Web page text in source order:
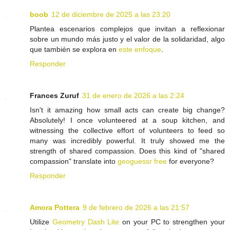
boob 12 de diciembre de 2025 a las 23:20
Plantea escenarios complejos que invitan a reflexionar
sobre un mundo más justo y el valor de la solidaridad, algo
que también se explora en este enfoque
Responder
Frances Zuruf 31 de enero de 2026 a las 2:24
Isn't it amazing how small acts can create big change?
Absolutely! I once volunteered at a soup kitchen, and
witnessing the collective effort of volunteers to feed so
many was incredibly powerful. It truly showed me the
strength of shared compassion. Does this kind of "shared
compassion" translate into geoguessr free for everyone?
Responder
Amora Pottera 9 de febrero de 2026 a las 21:57
Utilize Geometry Dash Lite on your PC to strengthen your